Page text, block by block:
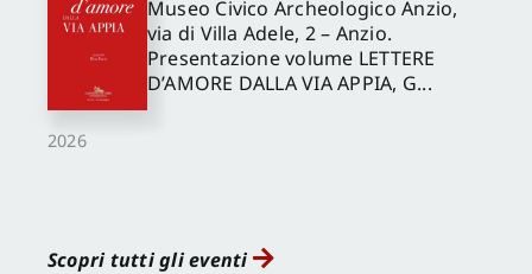
2026
Museo Civico Archeologico Anzio,
via di Villa Adele, 2 – Anzio.
Presentazione volume LETTERE
D’AMORE DALLA VIA APPIA, G...
Scopri tutti gli eventi